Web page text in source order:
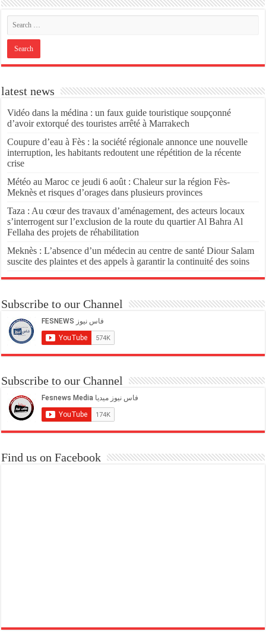
latest news
Vidéo dans la médina : un faux guide touristique soupçonné
d’avoir extorqué des touristes arrêté à Marrakech
Coupure d’eau à Fès : la société régionale annonce une nouvelle
interruption, les habitants redoutent une répétition de la récente
crise
Météo au Maroc ce jeudi 6 août : Chaleur sur la région Fès-
Meknès et risques d’orages dans plusieurs provinces
Taza : Au cœur des travaux d’aménagement, des acteurs locaux
s’interrogent sur l’exclusion de la route du quartier Al Bahra Al
Fellaha des projets de réhabilitation
Meknès : L’absence d’un médecin au centre de santé Diour Salam
suscite des plaintes et des appels à garantir la continuité des soins
Subscribe to our Channel
Subscribe to our Channel
Find us on Facebook